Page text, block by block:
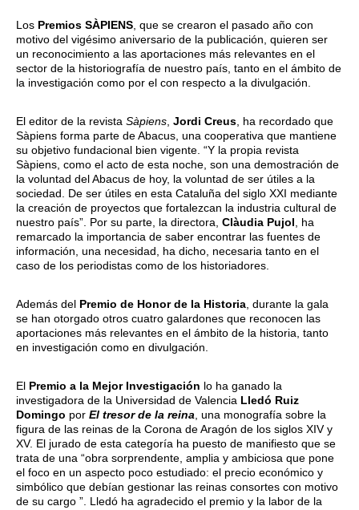
Los Premios SÀPIENS , que se crearon el pasado año con
motivo del vigésimo aniversario de la publicación, quieren ser
un reconocimiento a las aportaciones más relevantes en el
sector de la historiografía de nuestro país, tanto en el ámbito de
la investigación como por el con respecto a la divulgación.
El editor de la revista Sàpiens Jordi Creus , ha recordado que
Sàpiens forma parte de Abacus, una cooperativa que mantiene
su objetivo fundacional bien vigente. “Y la propia revista
Sàpiens, como el acto de esta noche, son una demostración de
la voluntad del Abacus de hoy, la voluntad de ser útiles a la
sociedad. De ser útiles en esta Cataluña del siglo XXI mediante
la creación de proyectos que fortalezcan la industria cultural de
nuestro país”. Por su parte, la directora, Clàudia Pujol , ha
remarcado la importancia de saber encontrar las fuentes de
información, una necesidad, ha dicho, necesaria tanto en el
caso de los periodistas como de los historiadores.
Además del Premio de Honor de la Historia , durante la gala
se han otorgado otros cuatro galardones que reconocen las
aportaciones más relevantes en el ámbito de la historia, tanto
en investigación como en divulgación.
El Premio a la Mejor Investigación lo ha ganado la
investigadora de la Universidad de Valencia Lledó Ruiz
Domingo por El tresor de la reina , una monografía sobre la
figura de las reinas de la Corona de Aragón de los siglos XIV y
XV. El jurado de esta categoría ha puesto de manifiesto que se
trata de una “obra sorprendente, amplia y ambiciosa que pone
el foco en un aspecto poco estudiado: el precio económico y
simbólico que debían gestionar las reinas consortes con motivo
de su cargo ”. Lledó ha agradecido el premio y la labor de la